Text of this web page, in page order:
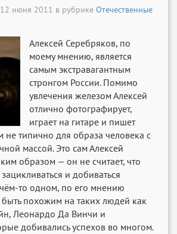
июня 2011 в рубрике Отечественные
Алексей Серебряков, по
моему мнению, является
самым экстравагантным
стронгом России. Помимо
увлечения железом Алексей
отлично фотографирует,
играет на гитаре и пишет
не типично для образа человека с
массой. Это сам Алексей
образом — он не считает, что
и добиваться
то одном, по его мнению
похожим на таких людей как
Леонардо Да Винчи и
добивались успехов во многом.